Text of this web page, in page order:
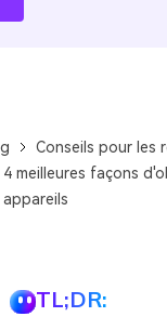
Conseils pour les
4 meilleures façons
appareils
TL;DR: